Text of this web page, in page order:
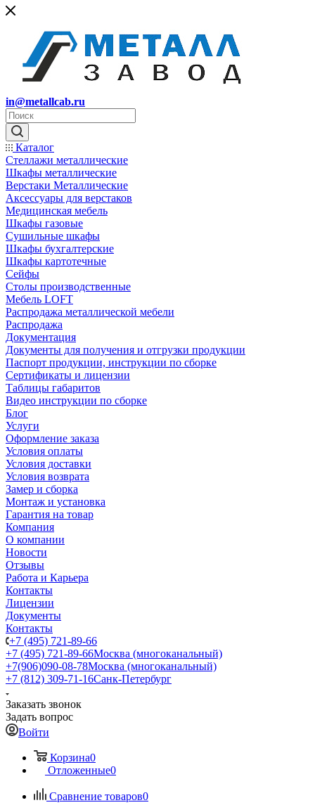
in@metallcab.ru
Каталог
Стеллажи металлические
Шкафы металлические
Верстаки Металлические
Аксессуары для верстаков
Медицинская мебель
Шкафы газовые
Сушильные шкафы
Шкафы бухгалтерские
Шкафы картотечные
Сейфы
Столы производственные
Мебель LOFT
Распродажа металлической мебели
Распродажа
Документация
Документы для получения и отгрузки продукции
Паспорт продукции, инструкции по сборке
Сертификаты и лицензии
Таблицы габаритов
Видео инструкции по сборке
Блог
Услуги
Оформление заказа
Условия оплаты
Условия доставки
Условия возврата
Замер и сборка
Монтаж и установка
Гарантия на товар
Компания
О компании
Новости
Отзывы
Работа и Карьера
Контакты
Лицензии
Документы
Контакты
+7 (495) 721-89-66
+7 (495) 721-89-66Москва (многоканальный)
+7(906)090-08-78Москва (многоканальный)
+7 (812) 309-71-16Санк-Петербург
Заказать звонок
Задать вопрос
Войти
Корзина0
Отложенные0
Сравнение товаров0